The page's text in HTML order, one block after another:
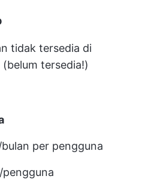
tidak tersedia di
tersedia!)
per pengguna
pengguna